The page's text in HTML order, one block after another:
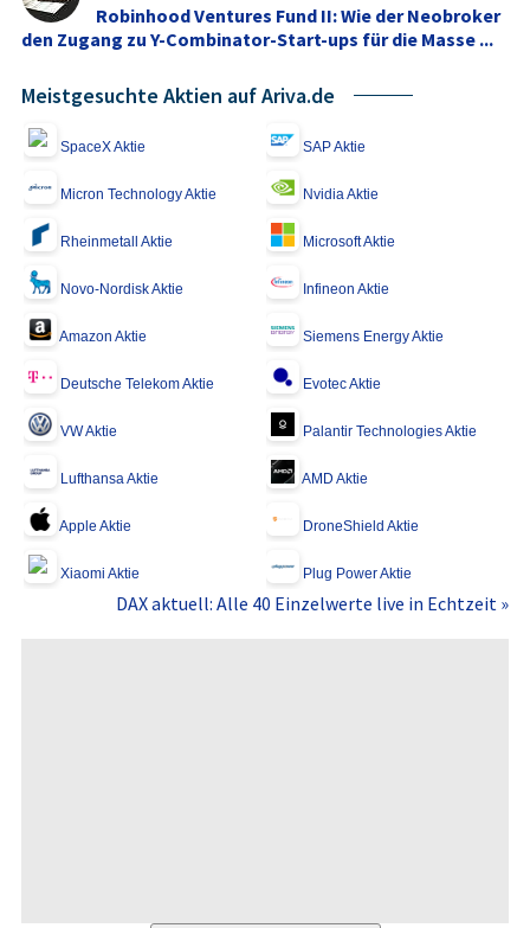
Robinhood Ventures Fund II: Wie der Neobroker
den Zugang zu Y-Combinator-Start-ups für die Masse ...
Meistgesuchte Aktien auf Ariva.de
SpaceX Aktie SAP Aktie
Micron Technology Aktie Nvidia Aktie
Rheinmetall Aktie Microsoft Aktie
Novo-Nordisk Aktie Infineon Aktie
Amazon Aktie Siemens Energy Aktie
Deutsche Telekom Aktie Evotec Aktie
VW Aktie Palantir Technologies Aktie
Lufthansa Aktie AMD Aktie
Apple Aktie DroneShield Aktie
Xiaomi Aktie Plug Power Aktie
DAX aktuell: Alle 40 Einzelwerte live in Echtzeit »